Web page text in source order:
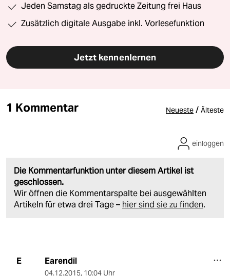
Jeden Samstag als gedruckte Zeitung frei Haus
Zusätzlich digitale Ausgabe inkl. Vorlesefunktion
Jetzt kennenlernen
1 Kommentar Neueste / Älteste
Die Kommentarfunktion unter diesem Artikel ist
geschlossen.
Wir öffnen die Kommentarspalte bei ausgewählten
Artikeln für etwa drei Tage – hier sind sie zu finden.
einloggen
E Earendil
04.12.2015, 10:04 Uhr